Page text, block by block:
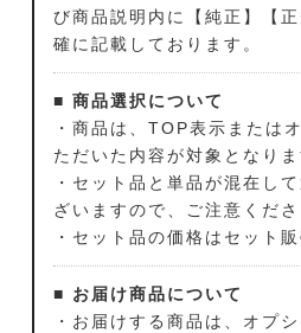
び商品説明内に【純正】【
確に記載しております。
■ 商品選択について
・商品は、TOP表示または
ただいた内容が対象となりま
・セット品と単品が混在し
ざいますので、ご注意くださ
・セット品の価格はセット
■ お届け商品について
・お届けする商品は、オプ